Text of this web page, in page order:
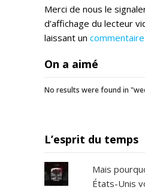
Merci de nous le
d’affichage du lecteur
laissant un commentaire
On a aimé
No results were found in
L’esprit du temps
Mais
États-Unis